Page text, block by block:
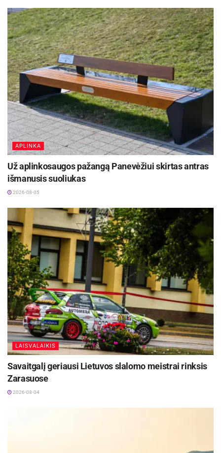
APLINKA
Už aplinkosaugos pažangą Panevėžiui skirtas antras
išmanusis suoliukas
2026-08-05
LAISVALAIKIS
Savaitgalį geriausi Lietuvos slalomo meistrai rinksis
Zarasuose
2026-08-04